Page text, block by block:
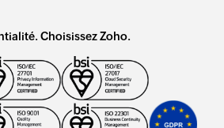
Choisissez Zoho.